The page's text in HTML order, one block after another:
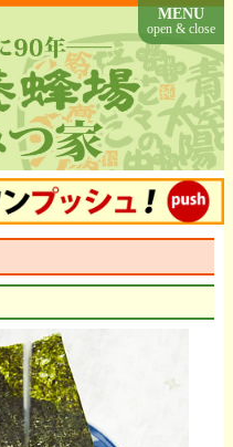
MENU
open & close